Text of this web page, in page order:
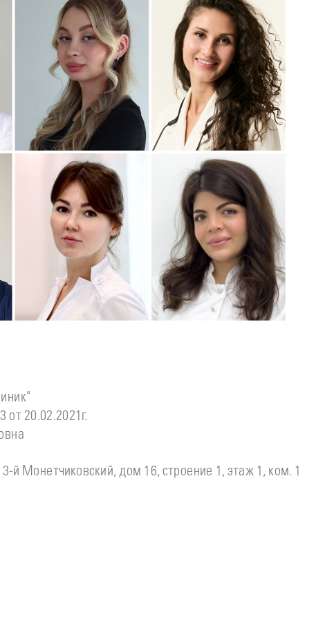
Подробнеео Полина
Соколовская
Стоматолог-терапевт
Подробнеео
Прохорова
Стоматолог-терапевт
Подробнее о
Ситдикова
Стоматолог-хирург
Подробнеео
Тумасян
Стоматолог-терапевт
20.02.2021г.
й Монетчиковский, дом 16, строение 1, этаж 1, ком. 1